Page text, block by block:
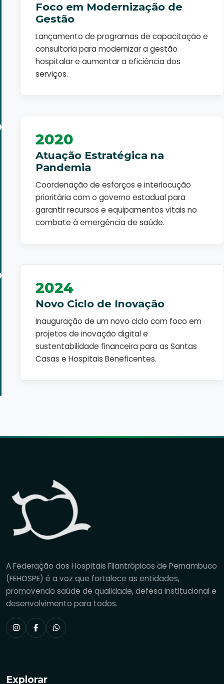
Foco em Modernização de
Gestão
Lançamento de programas de capacitação e
consultoria para modernizar a gestão
hospitalar e aumentar a eficiência dos
serviços.
2020
Atuação Estratégica na
Pandemia
Coordenação de esforços e interlocução
prioritária com o governo estadual para
garantir recursos e equipamentos vitais no
combate à emergência de saúde.
2024
Novo Ciclo de Inovação
Inauguração de um novo ciclo com foco em
projetos de inovação digital e
sustentabilidade financeira para as Santas
Casas e Hospitais Beneficentes.
A Federação dos Hospitais Filantrópicos de Pernambuco
(FEHOSPE) é a voz que fortalece as entidades,
promovendo saúde de qualidade, defesa institucional e
desenvolvimento para todos.
Explorar